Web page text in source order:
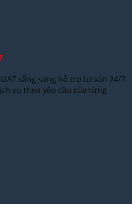
sẵng sàng hỗ trợ tư vấn 24/7.
vụ theo yêu cầu của từng